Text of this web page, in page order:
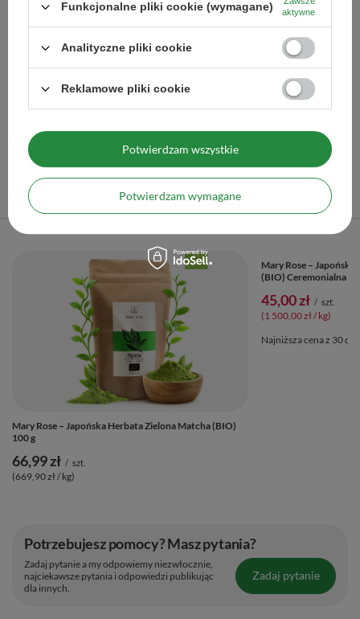
104,99 zł / zestaw
Polecane
Poprzedni z tej kategorii Następny z tej kategorii
Mary Rose – Japońska Herbata Zielona Matcha (BIO)
100 g
66,99 zł / szt.
(669,90 zł / kg)
PROMOCJA
Mary Rose –
(BIO) Ceremonialna 30
45,00 zł / szt.
(1 500,00 zł / kg)
Najniższa cena z 30
Potrzebujesz pomocy? Masz pytania?
Zadaj pytanie a my odpowiemy niezwłocznie,
najciekawsze pytania i odpowiedzi publikując
dla innych.
Zadaj pytanie
Funkcjonalne pliki cookie (wymagane)
aktywne
Analityczne pliki cookie
Reklamowe pliki cookie
Potwierdzam wymagane
Potwierdzam wszystkie